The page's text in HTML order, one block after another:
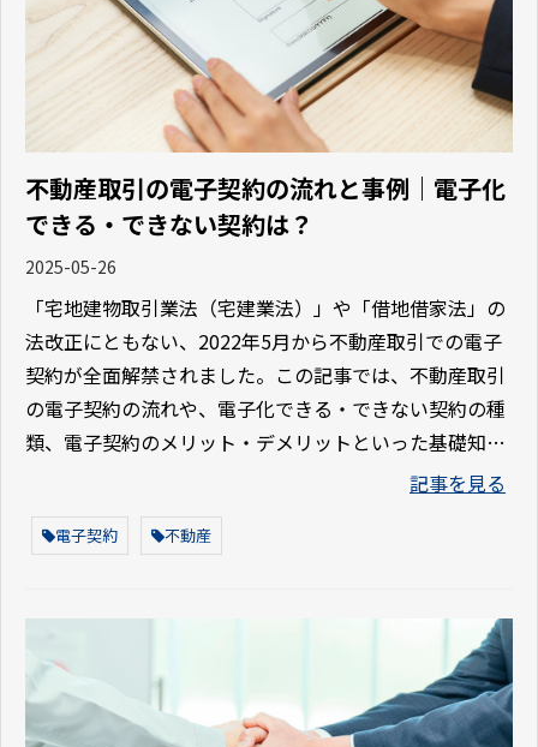
不動産取引の電子契約の流れと事例｜電子化
できる・できない契約は？
2025-05-26
「宅地建物取引業法（宅建業法）」や「借地借家法」の
法改正にともない、2022年5月から不動産取引での電子
契約が全面解禁されました。この記事では、不動産取引
の電子契約の流れや、電子化できる・できない契約の種
類、電子契約のメリット・デメリットといった基礎知識
記事を見る
電子契約 不動産